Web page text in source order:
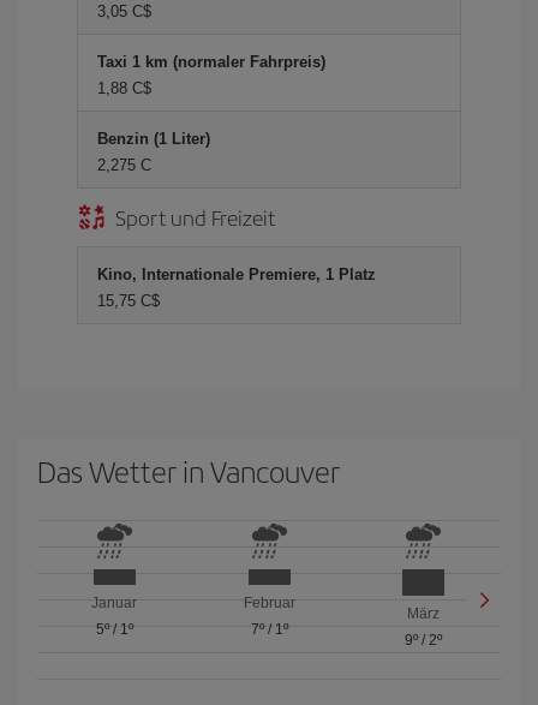
3,05 C$
Taxi 1 km (normaler Fahrpreis)
1,88 C$
Benzin (1 Liter)
2,275 C
Sport und Freizeit
Kino, Internationale Premiere, 1 Platz
15,75 C$
Das Wetter in Vancouver
Januar
5º/ 1º
Februar
7º/ 1º
März
9º / 2º